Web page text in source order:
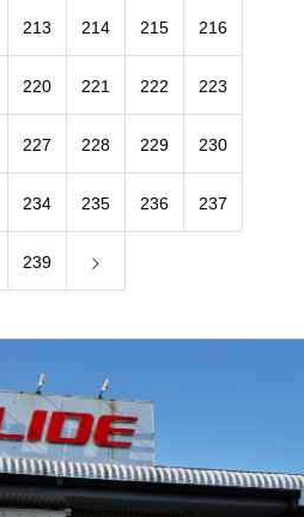
213 214 215 216
220 221 222 223
227 228 229 230
234 235 236 237
239